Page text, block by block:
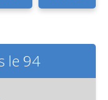
le 94